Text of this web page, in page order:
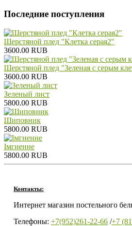
Последние поступления
Шерстяной плед "Клетка серая2"
3600.00 RUB
Шерстяной плед "Зеленая с серым
3600.00 RUB
Зеленый лист
5800.00 RUB
Шиповник
5800.00 RUB
Iмгненне
5800.00 RUB
Контакты:
Интернет магазин постельного
Телефоны: +7(952)261-22-66 /+7